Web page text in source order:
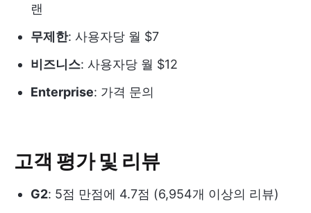
랜
무제한: 사용자당 월 $7
비즈니스: 사용자당 월 $12
Enterprise: 가격 문의
고객 평가 및 리뷰
G2: 5점 만점에 4.7점 (6,954개 이상의 리뷰)